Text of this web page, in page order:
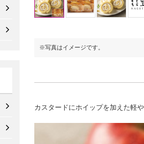
※写真はイメージです。
カスタードにホイップを加えた軽